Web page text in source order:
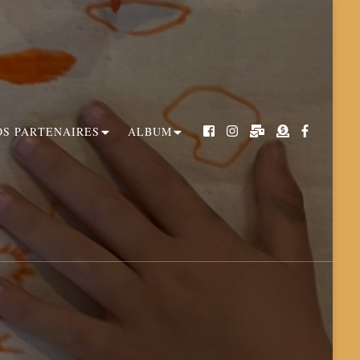
PARTENAIRES ALBUM